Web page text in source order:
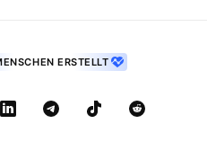
ERSTELLT